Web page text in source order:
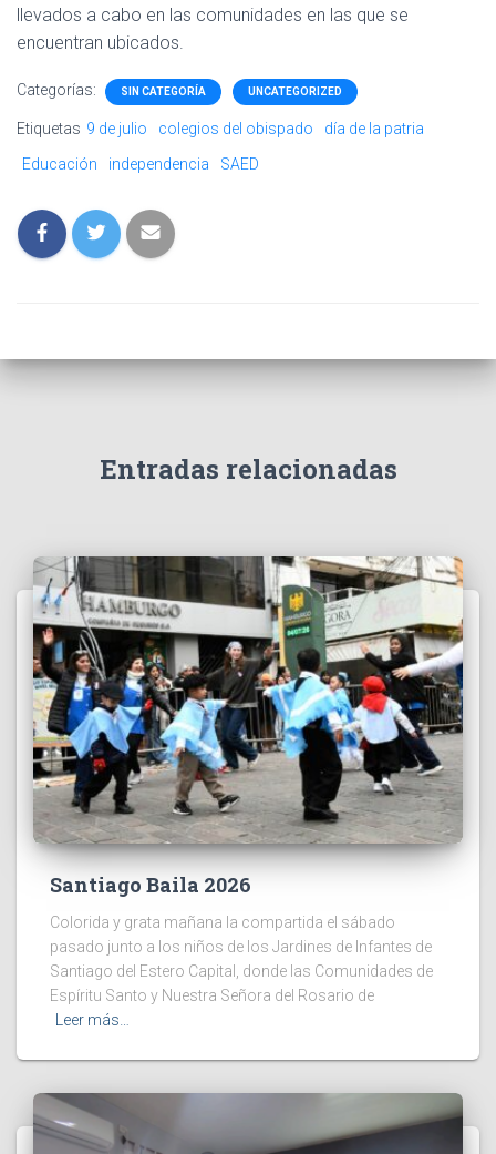
llevados a cabo en las comunidades en las que se
encuentran ubicados.
Categorías: SIN CATEGORÍA UNCATEGORIZED
Etiquetas 9 de julio colegios del obispado
día de la patria
Educación
independencia SAED
Entradas relacionadas
Santiago Baila 2026
Colorida y grata mañana la compartida el sábado
pasado junto a los niños de los Jardines de Infantes de
Santiago del Estero Capital, donde las Comunidades de
Espíritu Santo y Nuestra Señora del Rosario de
Leer más…